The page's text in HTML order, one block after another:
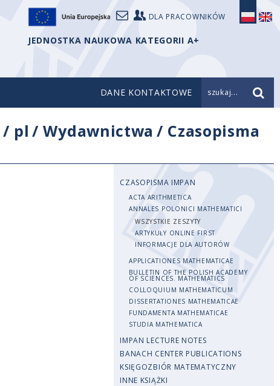
DLA PRACOWNIKÓW
JEDNOSTKA NAUKOWA KATEGORII A+
DANE KONTAKTOWE szukaj...
/ pl /Wydawnictwa / Czasopisma
CZASOPISMA IMPAN
ACTA ARITHMETICA
ANNALES POLONICI MATHEMATICI
WSZYSTKIE ZESZYTY
ARTYKUŁY ONLINE FIRST
INFORMACJE DLA AUTORÓW
APPLICATIONES MATHEMATICAE
BULLETIN OF THE POLISH ACADEMY
OF SCIENCES. MATHEMATICS
COLLOQUIUM MATHEMATICUM
DISSERTATIONES MATHEMATICAE
FUNDAMENTA MATHEMATICAE
STUDIA MATHEMATICA
IMPAN LECTURE NOTES
BANACH CENTER PUBLICATIONS
KSIĘGOZBIÓR MATEMATYCZNY
INNE KSIĄŻKI